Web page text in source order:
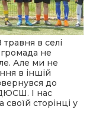
в селі
не
Але ми не
в іншій
до
ДЮСШ. І нас
сторінці у